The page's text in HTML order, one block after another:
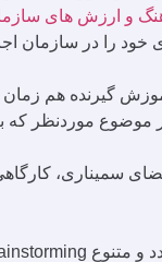
و ارزش های
را در سازمان
گیرنده هم زمان
موضوع موردنظر